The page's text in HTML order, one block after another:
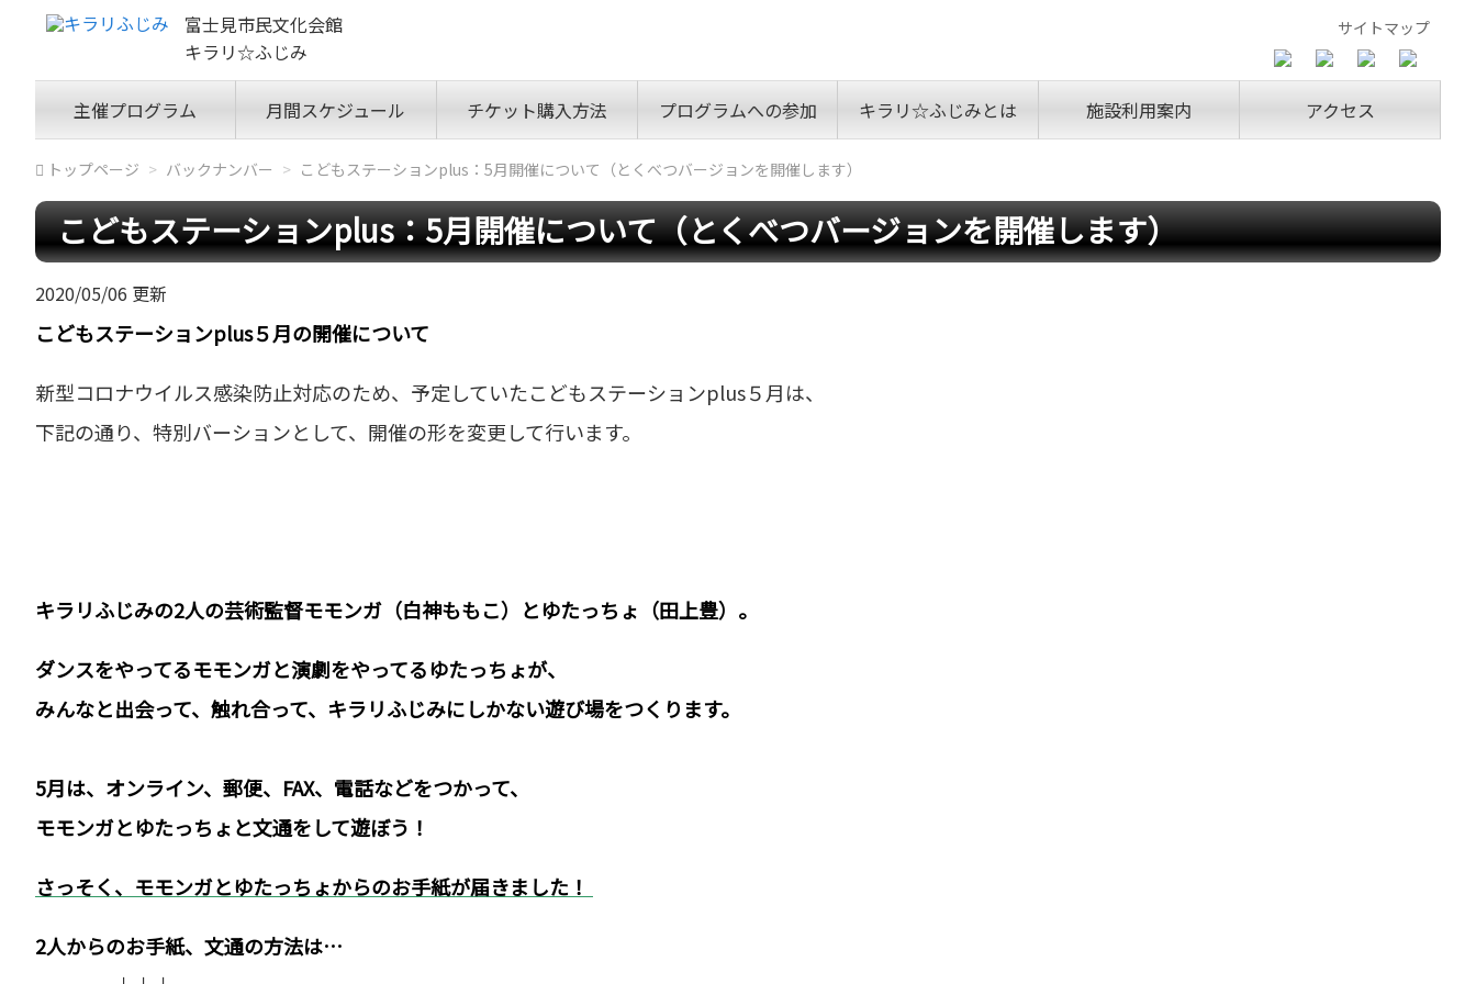
富士見市民文化会館
キラリ☆ふじみ
サイトマップ
主催プログラム 月間スケジュール チケット購入方法 プログラムへの参加 キラリ☆ふじみとは 施設利用案内 アクセス
トップページ バックナンバー こどもステーションplus：5月開催について（とくべつバージョンを開催します）
こどもステーションplus：5月開催について（とくべつバージョンを開催します）
2020/05/06 更新
こどもステーションplus５月の開催について
新型コロナウイルス感染防止対応のため、予定していたこどもステーションplus５月は、
下記の通り、特別バーションとして、開催の形を変更して行います。
キラリふじみの2人の芸術監督モモンガ（白神ももこ）とゆたっちょ（田上豊）。
ダンスをやってるモモンガと演劇をやってるゆたっちょが、
みんなと出会って、触れ合って、キラリふじみにしかない遊び場をつくります。
5月は、オンライン、郵便、FAX、電話などをつかって、
モモンガとゆたっちょと文通をして遊ぼう！
さっそく、モモンガとゆたっちょからのお手紙が届きました！
2人からのお手紙、文通の方法は…